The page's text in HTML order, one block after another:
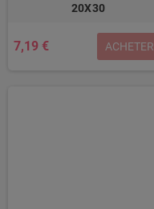
20X30
7,19 € ACHETER